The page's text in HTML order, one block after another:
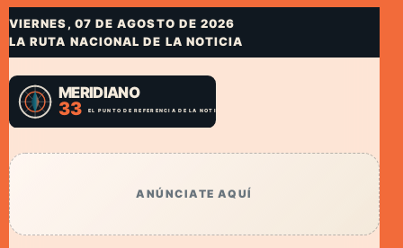
VIERNES, 07 DE AGOSTO DE 2026
LA RUTA NACIONAL DE LA NOTICIA
ANÚNCIATE AQUÍ